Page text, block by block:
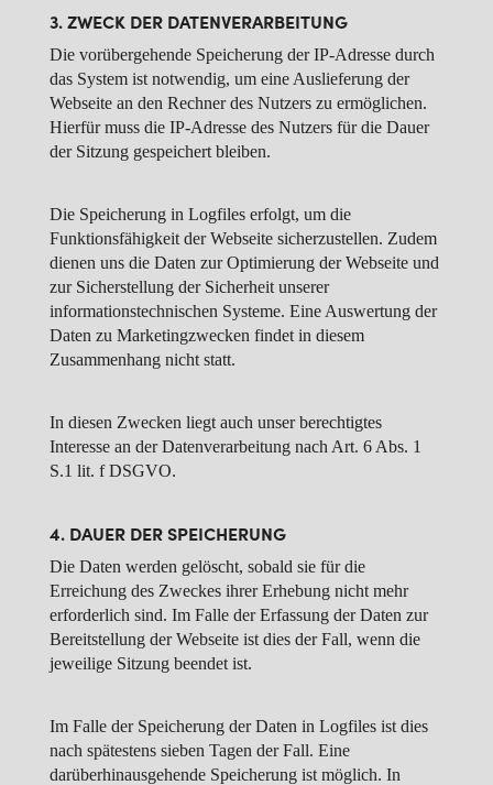
3. ZWECK DER DATENVERARBEITUNG
Die vorübergehende Speicherung der IP-Adresse durch
das System ist notwendig, um eine Auslieferung der
Webseite an den Rechner des Nutzers zu ermöglichen.
Hierfür muss die IP-Adresse des Nutzers für die Dauer
der Sitzung gespeichert bleiben.
Die Speicherung in Logfiles erfolgt, um die
Funktionsfähigkeit der Webseite sicherzustellen. Zudem
dienen uns die Daten zur Optimierung der Webseite und
zur Sicherstellung der Sicherheit unserer
informationstechnischen Systeme. Eine Auswertung der
Daten zu Marketingzwecken findet in diesem
Zusammenhang nicht statt.
In diesen Zwecken liegt auch unser berechtigtes
Interesse an der Datenverarbeitung nach Art. 6 Abs. 1
S.1 lit. f DSGVO.
4. DAUER DER SPEICHERUNG
Die Daten werden gelöscht, sobald sie für die
Erreichung des Zweckes ihrer Erhebung nicht mehr
erforderlich sind. Im Falle der Erfassung der Daten zur
Bereitstellung der Webseite ist dies der Fall, wenn die
jeweilige Sitzung beendet ist.
Im Falle der Speicherung der Daten in Logfiles ist dies
nach spätestens sieben Tagen der Fall. Eine
darüberhinausgehende Speicherung ist möglich. In